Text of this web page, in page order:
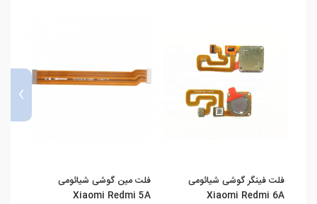
فلت فینگر گوشی شیائومی
Xiaomi Redmi 6A
فلت مین گوشی شیائومی
Xiaomi Redmi 5A
›